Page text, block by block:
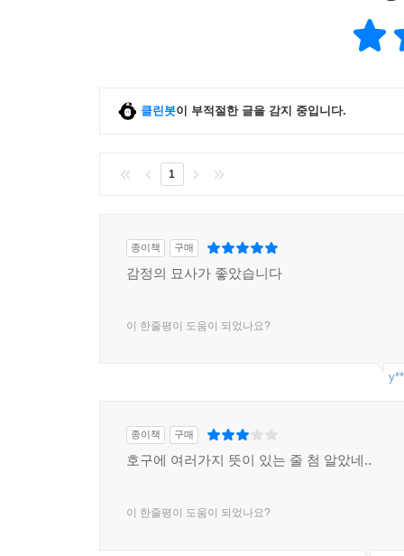
클린봇이 부적절한 글을 감지 중입니다.
1
종이책 구매
감정의 묘사가 좋았습니다
이 한줄평이 도움이 되었나요?
종이책 구매
호구에 여러가지 뜻이 있는 줄 첨 알았네..
이 한줄평이 도움이 되었나요?